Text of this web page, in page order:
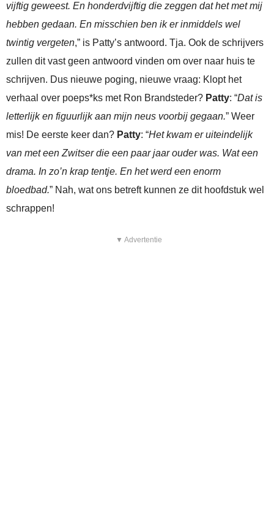
vijftig geweest. En honderdvijftig die zeggen dat het met mij
hebben gedaan. En misschien ben ik er inmiddels wel
twintig vergeten,” is Patty’s antwoord. Tja. Ook de schrijvers
zullen dit vast geen antwoord vinden om over naar huis te
schrijven. Dus nieuwe poging, nieuwe vraag: Klopt het
verhaal over poeps*ks met Ron Brandsteder? Patty: “Dat is
letterlijk en figuurlijk aan mijn neus voorbij gegaan.” Weer
mis! De eerste keer dan? Patty: “Het kwam er uiteindelijk
van met een Zwitser die een paar jaar ouder was. Wat een
drama. In zo’n krap tentje. En het werd een enorm
bloedbad.” Nah, wat ons betreft kunnen ze dit hoofdstuk wel
schrappen!
▼ Advertentie